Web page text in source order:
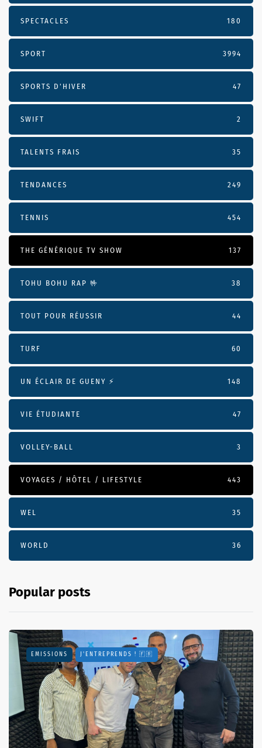
SPECTACLES 180
SPORT 3994
SPORTS D'HIVER 47
SWIFT 2
TALENTS FRAIS 35
TENDANCES 249
TENNIS 454
THE GÉNÉRIQUE TV SHOW 137
TOHU BOHU RAP 🤟 38
TOUT POUR RÉUSSIR 44
TURF 60
UN ÉCLAIR DE GUENY ⚡️ 148
VIE ÉTUDIANTE 47
VOLLEY-BALL 3
VOYAGES / HÔTEL / LIFESTYLE 443
WEL 35
WORLD 36
Popular posts
EMISSIONS J'ENTREPRENDS ! 🇫🇷